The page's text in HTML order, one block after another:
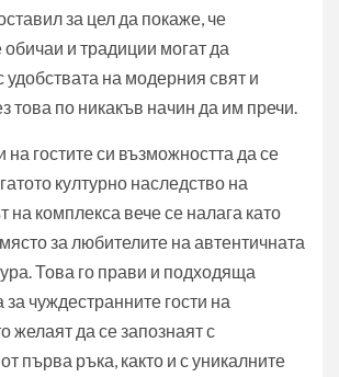
за цел да покаже, че
и традиции могат да
удобствата на модерния свят и
това по никакъв начин да им пречи.
на гостите си възможността да се
културно наследство на
на комплекса вече се налага като
за любителите на автентичната
Това го прави и подходяща
за чуждестранните гости на
желаят да се запознаят с
първа ръка, както и с уникалните